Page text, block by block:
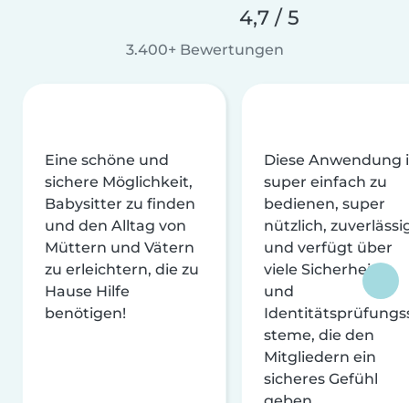
4,7 / 5
3.400+ Bewertungen
Eine schöne und
sichere Möglichkeit,
Babysitter zu finden
und den Alltag von
Müttern und Vätern
zu erleichtern, die zu
Hause Hilfe
benötigen!
Diese Anwendung
super einfach zu
bedienen, super
nützlich,
und verfügt über
viele Sicherheits-
und
steme, die den
Mitgliedern ein
sicheres Gefühl